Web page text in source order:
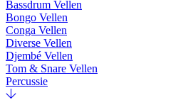
Bassdrum Vellen
Bongo Vellen
Conga Vellen
Diverse Vellen
Djembé Vellen
Tom & Snare Vellen
Percussie